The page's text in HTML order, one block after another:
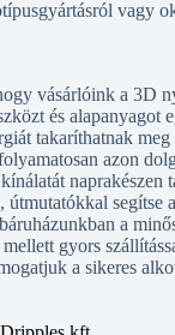
és alapanyagot
takaríthatnak meg
azon
naprakészen
útmutatókkal segítse
a
gyors
a sikeres